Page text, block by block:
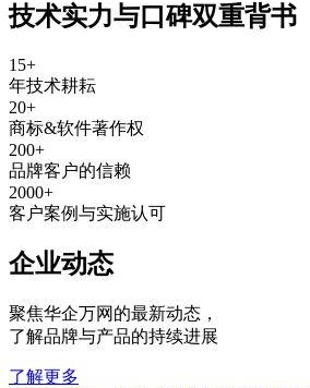
技术实力与口碑双重背书
15+
年技术耕耘
20+
商标&软件著作权
200+
品牌客户的信赖
2000+
客户案例与实施认可
企业动态
聚焦华企万网的最新动态 ，
了解品牌与产品的持续进展
了解更多